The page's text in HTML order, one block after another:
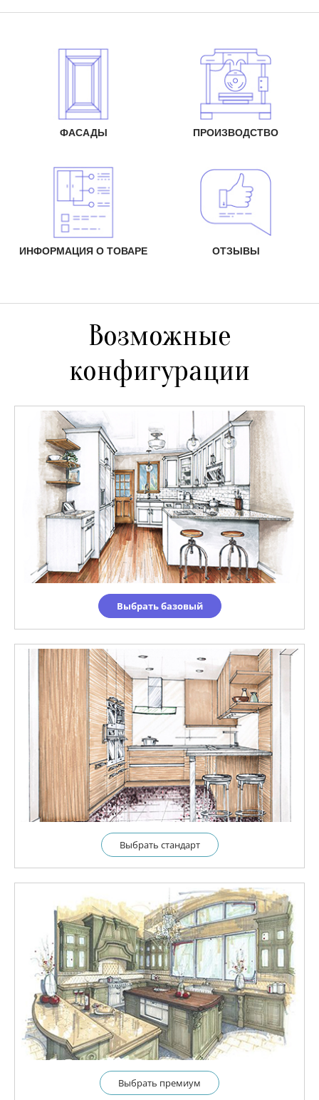
ФАСАДЫ ПРОИЗВОДСТВО
ИНФОРМАЦИЯ О ТОВАРЕ ОТЗЫВЫ
Возможные
конфигурации
Выбрать базовый
Выбрать cтандарт
Выбрать премиум